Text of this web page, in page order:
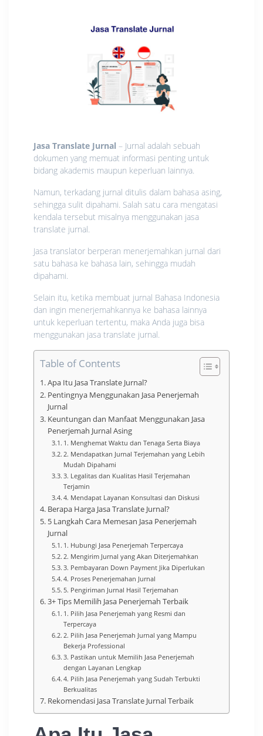
Jasa Translate Jurnal – Jurnal adalah sebuah
dokumen yang memuat informasi penting untuk
bidang akademis maupun keperluan lainnya.
Namun, terkadang jurnal ditulis dalam bahasa asing,
sehingga sulit dipahami. Salah satu cara mengatasi
kendala tersebut misalnya menggunakan jasa
translate jurnal.
Jasa translator berperan menerjemahkan jurnal dari
satu bahasa ke bahasa lain, sehingga mudah
dipahami.
Selain itu, ketika membuat jurnal Bahasa Indonesia
dan ingin menerjemahkannya ke bahasa lainnya
untuk keperluan tertentu, maka Anda juga bisa
menggunakan jasa translate jurnal.
Table of Contents
Apa Itu Jasa Translate Jurnal?
Pentingnya Menggunakan Jasa Penerjemah
Jurnal
Keuntungan dan Manfaat Menggunakan Jasa
Penerjemah Jurnal Asing
1. Menghemat Waktu dan Tenaga Serta Biaya
2. Mendapatkan Jurnal Terjemahan yang Lebih
Mudah Dipahami
3. Legalitas dan Kualitas Hasil Terjemahan
Terjamin
4. Mendapat Layanan Konsultasi dan Diskusi
Berapa Harga Jasa Translate Jurnal?
5 Langkah Cara Memesan Jasa Penerjemah
Jurnal
1. Hubungi Jasa Penerjemah Terpercaya
2. Mengirim Jurnal yang Akan Diterjemahkan
3. Pembayaran Down Payment Jika Diperlukan
4. Proses Penerjemahan Jurnal
5. Pengiriman Jurnal Hasil Terjemahan
3+ Tips Memilih Jasa Penerjemah Terbaik
1. Pilih Jasa Penerjemah yang Resmi dan
Terpercaya
2. Pilih Jasa Penerjemah Jurnal yang Mampu
Bekerja Professional
3. Pastikan untuk Memilih Jasa Penerjemah
dengan Layanan Lengkap
4. Pilih Jasa Penerjemah yang Sudah Terbukti
Berkualitas
Rekomendasi Jasa Translate Jurnal Terbaik